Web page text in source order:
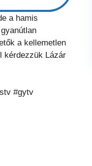
a hamis
a kellemetlen
kérdezzük Lázár
#gytv